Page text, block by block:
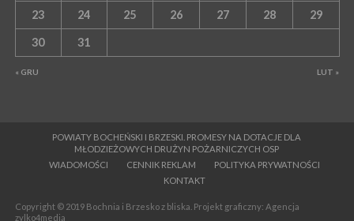
« GRU LUT »
23 24 25 26 27 28 29
30 31
POWIATY BOCHEŃSKI I BRZESKI. PROMESY NA DOTACJE DLA
MŁODZIEŻOWYCH DRUŻYN POŻARNICZYCH OSP
WIADOMOŚCI
CENNIK REKLAM
POLITYKA PRYWATNOŚCI
KONTAKT
Copyright © 2019 Bochnia i Brzesko z bliska. Projekt graficzny: Agencja
zylko4media